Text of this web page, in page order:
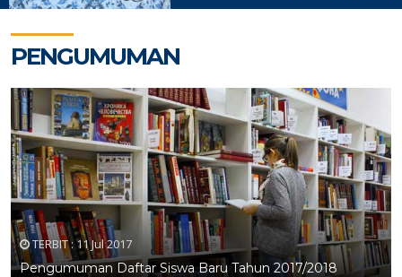
PENGUMUMAN
TERBIT :11 Jul 2017
Pengumuman Daftar Siswa Baru Tahun 2017/2018